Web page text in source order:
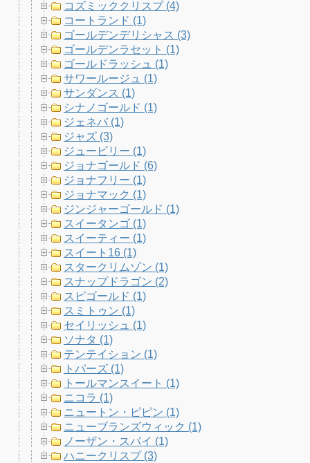
コズミッククリスプ (4)
コートランド (1)
ゴールデンデリシャス (3)
ゴールデンラセット (1)
ゴールドラッシュ (1)
サワールージュ (1)
サンダンス (1)
シナノゴールド (1)
ジェネバ (1)
ジャズ (3)
ジュービリー (1)
ジョナゴールド (6)
ジョナフリー (1)
ジョナマック (1)
ジンジャーゴールド (1)
スイータンゴ (1)
スイーティー (1)
スイート16 (1)
スタークリムゾン (1)
スナップドラゴン (2)
スピゴールド (1)
スミトゥン (1)
セイリッシュ (1)
ソナタ (1)
テンテイション (1)
トパーズ (1)
トールマンスイート (1)
ニコラ (1)
ニュートン・ピピン (1)
ニューブランズウィック (1)
ノーザン・スパイ (1)
ハニークリスプ (3)